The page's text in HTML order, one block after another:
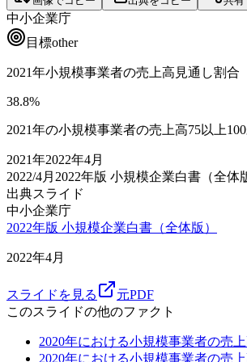
中小企業庁
目標other
2021年小規模事業者の売上高見通し割合
38.8%
2021年の小規模事業者の売上高75以上
2021年2022年4月
2022/4月 2022年版 小規模企業白書（全体
出典スライド
中小企業庁
2022年版 小規模企業白書（全体版）
2022年4月
スライドを見る
元PDF
このスライドの他のファクト
2020年における小規模事業者の売
2020年における小規模事業者の売